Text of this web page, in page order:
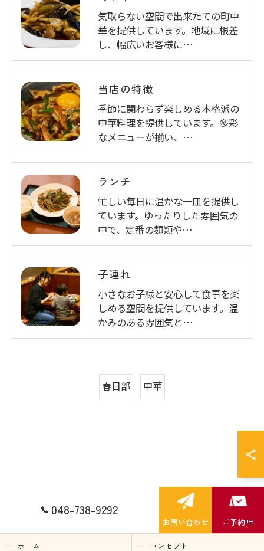
気取らない空間で出来たての町中
華を提供しています。地域に根差
し、幅広いお客様に…
当店の特徴
季節に関わらず楽しめる本格派の
中華料理を提供しています。多彩
なメニューが揃い、…
ランチ
忙しい毎日に温かな一皿を提供し
ています。ゆったりした雰囲気の
中で、定番の麺類や…
子連れ
小さなお子様と安心して食事を楽
しめる空間を提供しています。温
かみのある雰囲気と…
春日部 中華
048-738-9292
お問い合わせ ご予約
ホーム コンセプト